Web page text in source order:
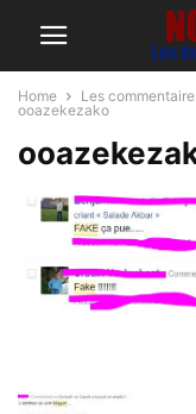
Home
Les
ooazekezako